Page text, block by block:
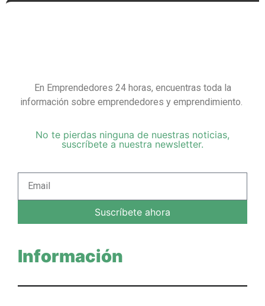
En Emprendedores 24 horas, encuentras toda la
información sobre emprendedores y emprendimiento.
No te pierdas ninguna de nuestras noticias,
suscríbete a nuestra newsletter.
Suscríbete ahora
Información